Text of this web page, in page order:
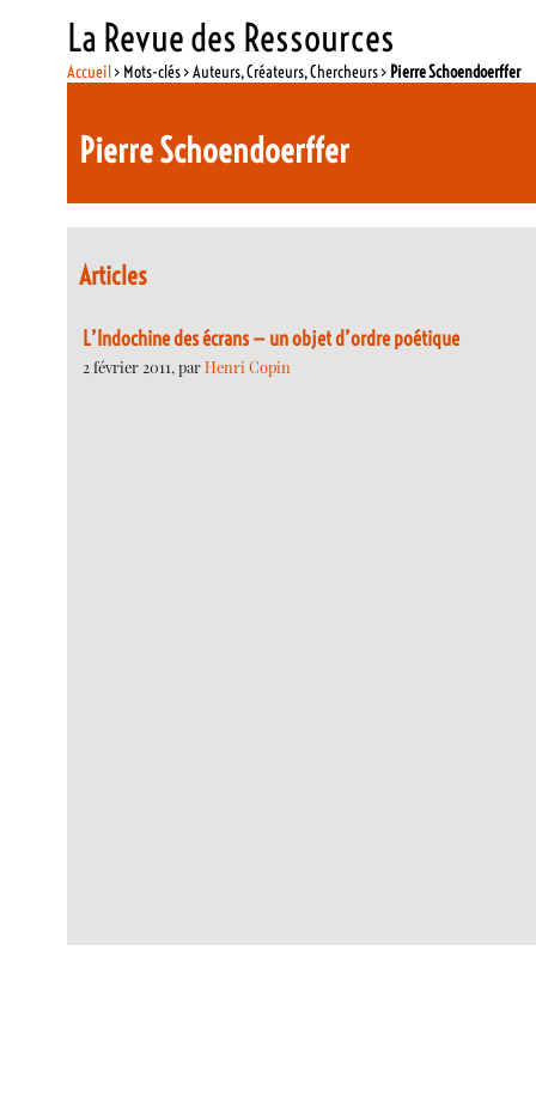
La Revue des Ressources
Accueil> Mots-clés > Auteurs, Créateurs, Chercheurs > Pierre Schoendoerffer
Pierre Schoendoerffer
Articles
L’Indochine des écrans — un objet d’ordre poétique
2 février 2011, parHenri Copin